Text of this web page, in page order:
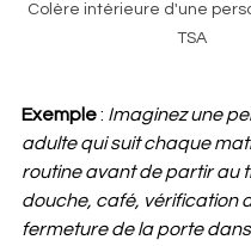
Colère intérieure d'une
TSA
Exemple : Imaginez une
adulte qui suit chaque
routine avant de partir au
douche, café, vérification
fermeture de la porte